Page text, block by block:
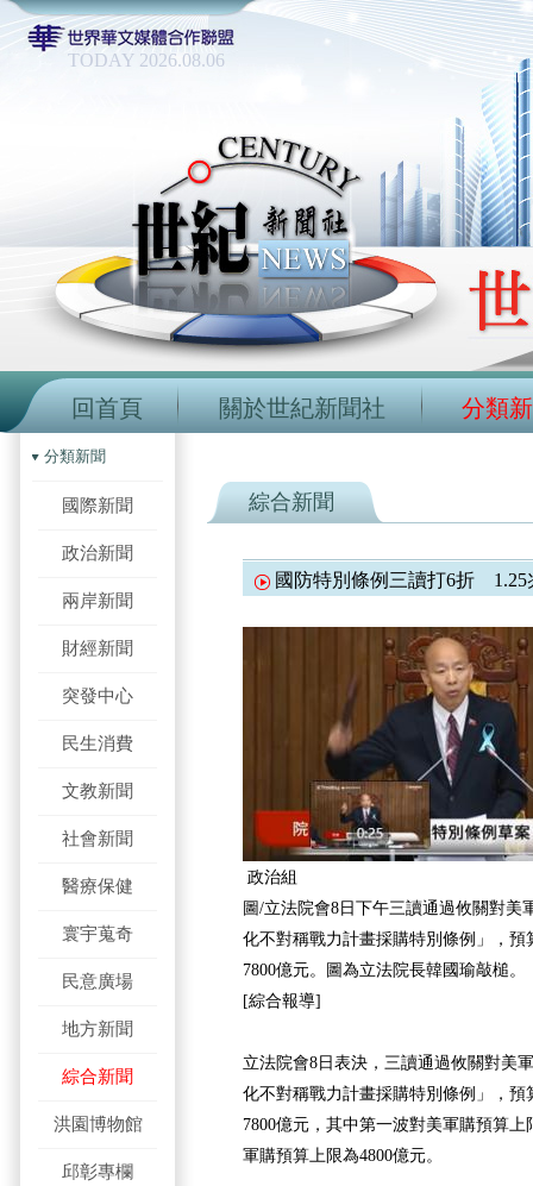
TODAY 2026.08.06
回首頁 關於世紀新聞社 分類
分類新聞
國際新聞
政治新聞
兩岸新聞
財經新聞
突發中心
民生消費
文教新聞
社會新聞
醫療保健
寰宇蒐奇
民意廣場
地方新聞
綜合新聞
洪園博物館
邱彰專欄
綜合新聞
國防特別條例三讀打6折 1.25
政治組
圖/立法院會8日下午三讀通過攸關對美
化不對稱戰力計畫採購特別條例」，
7800億元。圖為立法院長韓國瑜敲槌。
[綜合報導]
立法院會8日表決，三讀通過攸關對美
化不對稱戰力計畫採購特別條例」，
7800億元，其中第一波對美軍購預算
軍購預算上限為4800億元。